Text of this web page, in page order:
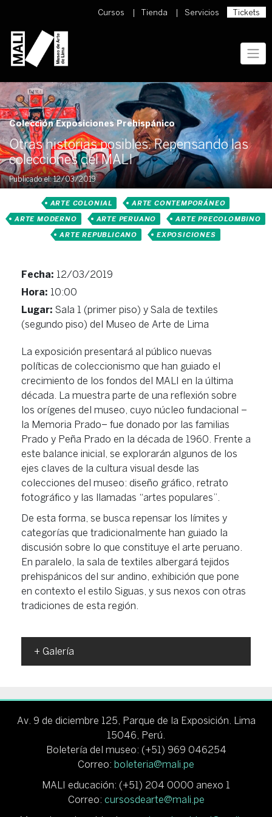
content
Cursos Tienda Servicios Tickets
Colección Exposiciones Prehispánico
Otras historias posibles. Repensando las
colecciones del MALI
Publicado el: 12/03/2019
ARTE COLONIAL
ARTE CONTEMPORÁNEO
ARTE MODERNO
ARTE PERUANO
ARTE PRECOLOMBINO
ARTE REPUBLICANO
EXPOSICIONES
Fecha: 12/03/2019
Hora: 10:00
Lugar: Sala 1 (primer piso) y Sala de textiles
(segundo piso) del Museo de Arte de Lima
La exposición presentará al público nuevas
políticas de coleccionismo que han guiado el
crecimiento de los fondos del MALI en la última
década. La muestra parte de una reflexión sobre
los orígenes del museo, cuyo núcleo fundacional –
la Memoria Prado– fue donado por las familias
Prado y Peña Prado en la década de 1960. Frente a
este balance inicial, se explorarán algunos de los
ejes claves de la cultura visual desde las
colecciones del museo: diseño gráfico, retrato
fotográfico y las llamadas “artes populares”.
De esta forma, se busca repensar los límites y
categorías que tradicionalmente han guiado la
discusión sobre lo que constituye el arte peruano.
En paralelo, la sala de textiles albergará tejidos
prehispánicos del sur andino, exhibición que pone
en contexto el estilo Siguas, y sus nexos con otras
tradiciones de esta región.
Galería
Av. 9 de diciembre 125, Parque de la Exposición. Lima
15046, Perú.
Boletería del museo: (+51) 969 046254
Correo: boleteria@mali.pe
MALI educación: (+51) 204 0000 anexo 1
Correo: cursosdearte@mali.pe